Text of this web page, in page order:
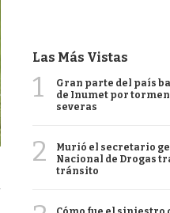
Las Más Vistas
1
Gran parte del país
de Inumet por
severas
2
Murió el secretario
Nacional de Drogas
tránsito